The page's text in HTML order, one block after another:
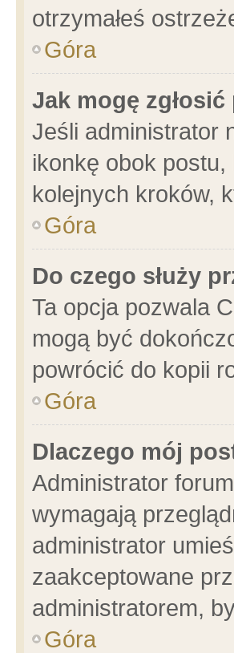
otrzymałeś
Góra
Jak mogę
Jeśli administrator
ikonkę obok
kolejnych kroków,
Góra
Do czego służy
Ta opcja pozwala
mogą być
powrócić do kopii
Góra
Dlaczego mój
Administrator
wymagają
administrator
zaakceptowane
administratorem,
Góra